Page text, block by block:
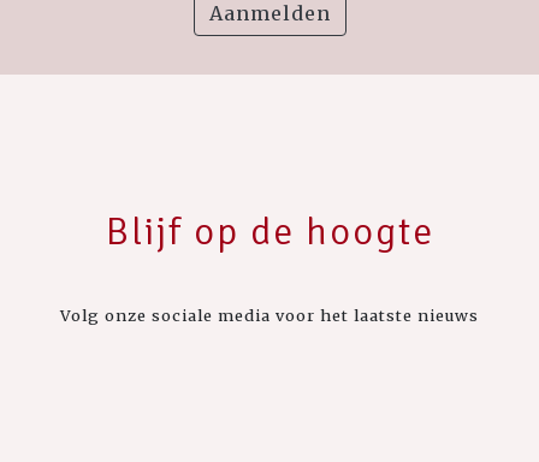
Aanmelden
Blijf op de hoogte
Volg onze sociale media voor het laatste nieuws